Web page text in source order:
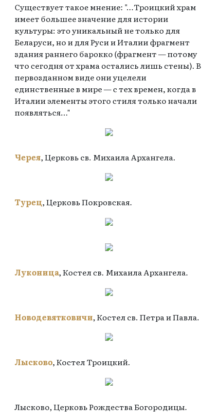
Существует такое мнение: "...Троицкий храм
имеет большее значение для истории
культуры: это уникальный не только для
Беларуси, но и для Руси и Италии фрагмент
здания раннего барокко (фрагмент — потому
что сегодня от храма остались лишь стены). В
первозданном виде они уцелели
единственные в мире — с тех времен, когда в
Италии элементы этого стиля только начали
появляться..."
Черея, Церковь св. Михаила Архангела.
Турец, Церковь Покровская.
Луконица, Костел св. Михаила Архангела.
Новодевятковичи, Костел св. Петра и Павла.
Лысково, Костел Троицкий.
Лысково, Церковь Рождества Богородицы.